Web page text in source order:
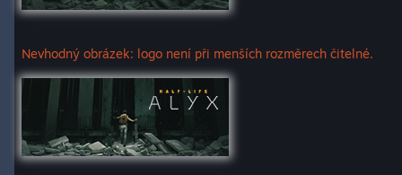
Nevhodný obrázek: logo není při menších rozměrech čitelné.